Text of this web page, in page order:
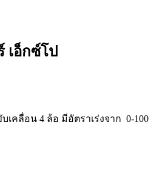
เอ็กซ์โป
เคลื่อน 4 ล้อ มีอัตราเร่งจาก 0-100